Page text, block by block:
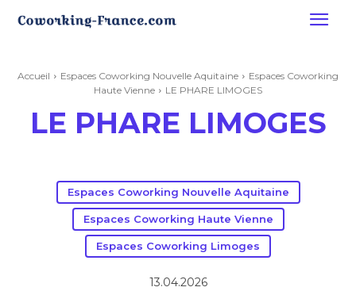
Accueil Espaces Coworking Nouvelle Aquitaine
Espaces Coworking
Haute Vienne
LE PHARE LIMOGES
LE PHARE LIMOGES
Espaces Coworking Nouvelle Aquitaine
Espaces Coworking Haute Vienne
Espaces Coworking Limoges
13.04.2026